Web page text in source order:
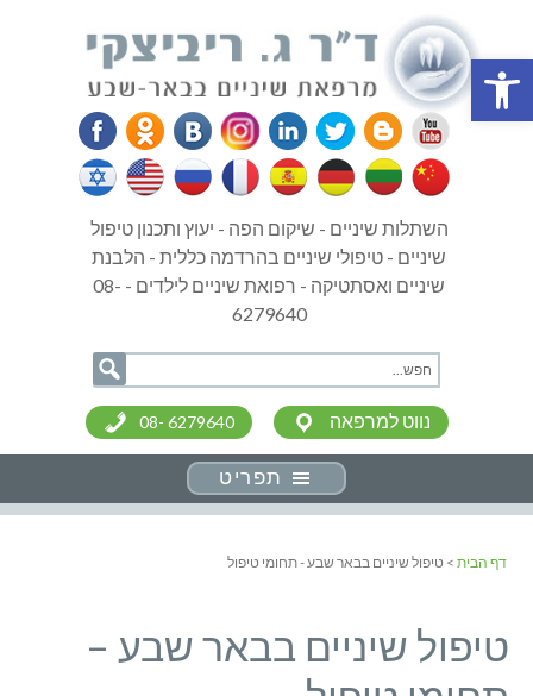
פתח סרגל נגישות
השתלות שיניים - שיקום הפה - יעוץ ותכנון טיפול
שיניים - טיפולי שיניים בהרדמה כללית - הלבנת
שיניים ואסתטיקה - רפואת שיניים לילדים - 08-
6279640
08- 6279640 נווט למרפאה
תפריט
דף הבית > טיפול שיניים בבאר שבע - תחומי טיפול
טיפול שיניים בבאר שבע –